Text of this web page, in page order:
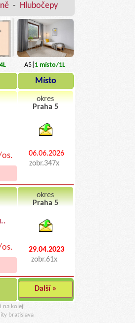
- Hlubočepy
A5| 1 místo/1L
Místo
okres
Praha 5
06.06.2026
zobr.347x
okres
Praha 5
29.04.2023
zobr.61x
Další »
na koleji
bratislava